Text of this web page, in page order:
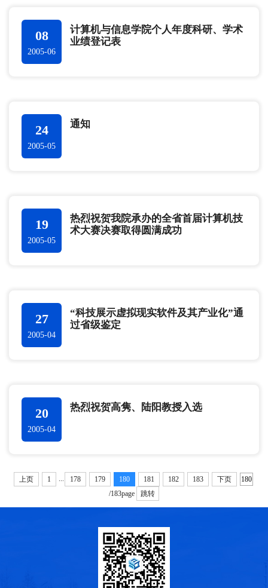
08
2005-06
计算机与信息学院个人年度科研、学术
业绩登记表
24
2005-05
通知
19
2005-05
热烈祝贺我院承办的全省首届计算机技
术大赛决赛取得圆满成功
27
2005-04
“科技展示虚拟现实软件及其产业化”通
过省级鉴定
20
2005-04
热烈祝贺高隽、陆阳教授入选
上页 1 ... 178 179 180 181 182 183
下页
/183page
跳转